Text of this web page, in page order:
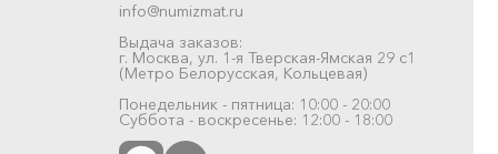
info@numizmat.ru
Выдача заказов:
г. Москва, ул. 1-я Тверская-Ямская 29 с1
(Метро Белорусская, Кольцевая)
Понедельник - пятница: 10:00 - 20:00
Суббота - воскресенье: 12:00 - 18:00